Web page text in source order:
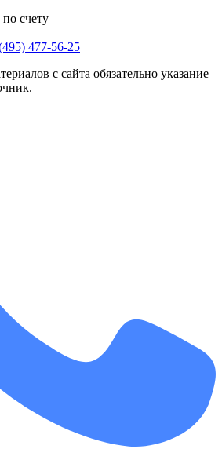
477-56-25
с сайта обязательно указание